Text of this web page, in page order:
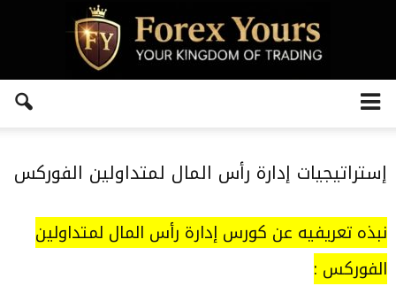
إستراتيجيات إدارة رأس المال لمتداولين الفوركس
نبذه تعريفيه عن كورس إدارة رأس المال لمتداولين
الفوركس :